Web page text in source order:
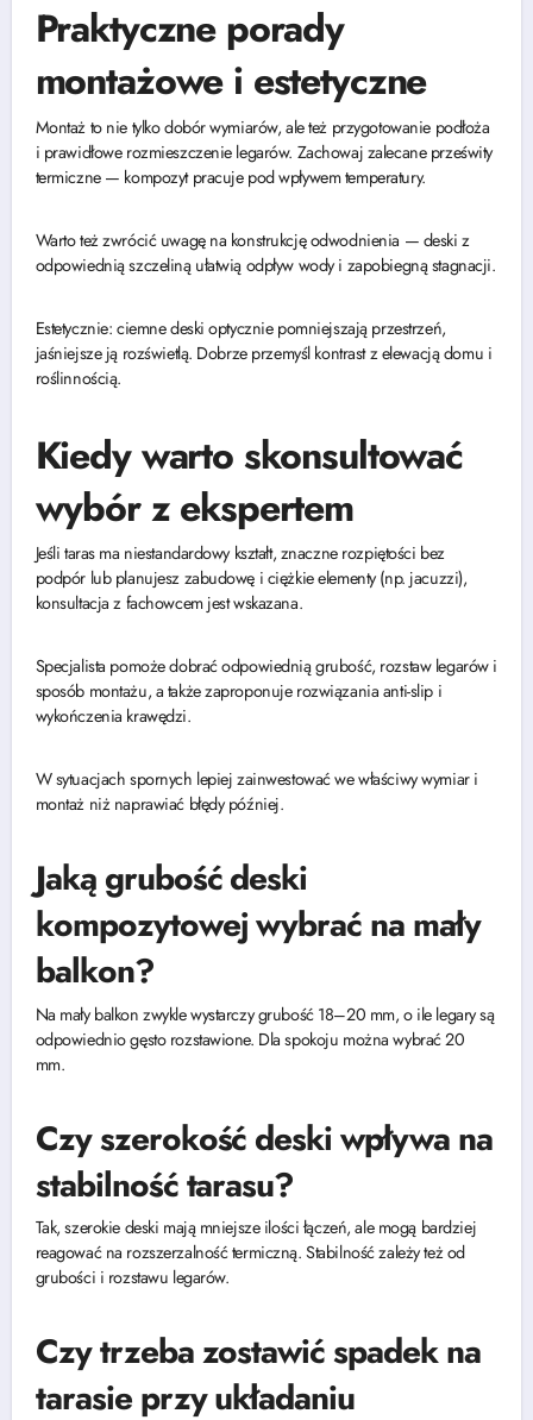
Praktyczne porady
montażowe i estetyczne
Montaż to nie tylko dobór wymiarów, ale też przygotowanie podłoża
i prawidłowe rozmieszczenie legarów. Zachowaj zalecane prześwity
termiczne — kompozyt pracuje pod wpływem temperatury.
Warto też zwrócić uwagę na konstrukcję odwodnienia — deski z
odpowiednią szczeliną ułatwią odpływ wody i zapobiegną stagnacji.
Estetycznie: ciemne deski optycznie pomniejszają przestrzeń,
jaśniejsze ją rozświetlą. Dobrze przemyśl kontrast z elewacją domu i
roślinnością.
Kiedy warto skonsultować
wybór z ekspertem
Jeśli taras ma niestandardowy kształt, znaczne rozpiętości bez
podpór lub planujesz zabudowę i ciężkie elementy (np. jacuzzi),
konsultacja z fachowcem jest wskazana.
Specjalista pomoże dobrać odpowiednią grubość, rozstaw legarów i
sposób montażu, a także zaproponuje rozwiązania anti-slip i
wykończenia krawędzi.
W sytuacjach spornych lepiej zainwestować we właściwy wymiar i
montaż niż naprawiać błędy później.
Jaką grubość deski
kompozytowej wybrać na mały
balkon?
Na mały balkon zwykle wystarczy grubość 18–20 mm, o ile legary są
odpowiednio gęsto rozstawione. Dla spokoju można wybrać 20
mm.
Czy szerokość deski wpływa na
stabilność tarasu?
Tak, szerokie deski mają mniejsze ilości łączeń, ale mogą bardziej
reagować na rozszerzalność termiczną. Stabilność zależy też od
grubości i rozstawu legarów.
Czy trzeba zostawić spadek na
tarasie przy układaniu